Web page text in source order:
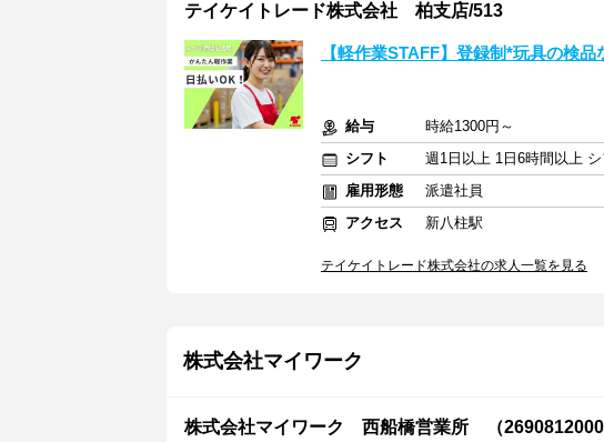
テイケイトレード株式会社 柏支店/513
【軽作業STAFF】登録制*玩具の検
給与
時給1300円～
シフト
週1日以上 1日6時間以上
雇用形態
派遣社員
アクセス
新八柱駅
テイケイトレード株式会社の求人一覧を見る
株式会社マイワーク
株式会社マイワーク 西船橋営業所 （